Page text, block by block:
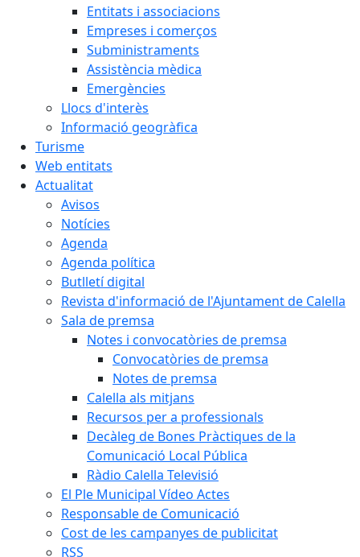
Entitats i associacions
Empreses i comerços
Subministraments
Assistència mèdica
Emergències
Llocs d'interès
Informació geogràfica
Turisme
Web entitats
Actualitat
Avisos
Notícies
Agenda
Agenda política
Butlletí digital
Revista d'informació de l'Ajuntament de Calella
Sala de premsa
Notes i convocatòries de premsa
Convocatòries de premsa
Notes de premsa
Calella als mitjans
Recursos per a professionals
Decàleg de Bones Pràctiques de la
Comunicació Local Pública
Ràdio Calella Televisió
El Ple Municipal Vídeo Actes
Responsable de Comunicació
Cost de les campanyes de publicitat
RSS